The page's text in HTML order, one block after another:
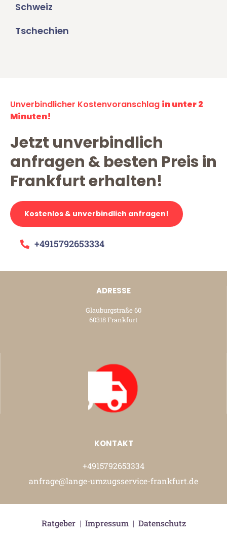
Schweiz
Tschechien
Unverbindlicher Kostenvoranschlag in unter 2
Minuten!
Jetzt unverbindlich
anfragen & besten Preis in
Frankfurt erhalten!
Kostenlos & unverbindlich anfragen!
+4915792653334
ADRESSE
Glauburgstraße 60
60318 Frankfurt
KONTAKT
+4915792653334
anfrage@lange-umzugsservice-frankfurt.de
Ratgeber| Impressum| Datenschutz